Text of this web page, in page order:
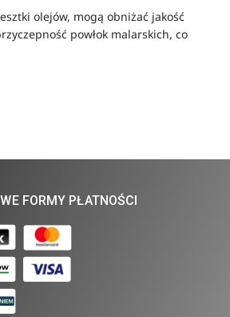
olejów, mogą obniżać jakość
powłok malarskich, co
FORMY PŁATNOŚCI